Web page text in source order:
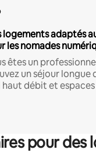
logements adaptés
les nomades
êtes un
un séjour longue
débit et
pour